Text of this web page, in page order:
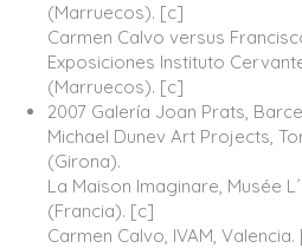
(Marruecos). [c]
Carmen Calvo versus
Exposiciones Instituto
(Marruecos). [c]
2007 Galería Joan Prats,
Michael Dunev Art Projects,
(Girona).
La Maison Imaginare, Musée
(Francia). [c]
Carmen Calvo, IVAM,